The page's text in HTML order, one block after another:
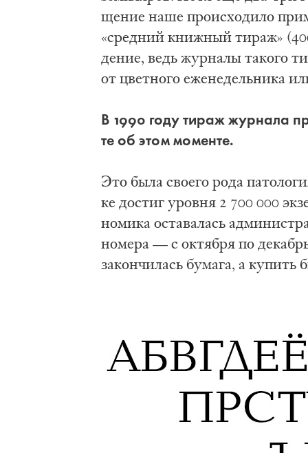
ще­ние на­ше про­ис­хо­ди­ло
«сред­ний книж­ный ти­раж»
де­ние, ведь жур­на­лы та­ко­го
от цвет­но­го еже­не­дель­ни­ка
В 1990 го­ду ти­раж жур­на­ла
те об этом мо­мен­те.
Это бы­ла сво­е­го ро­да
ке до­стиг уров­ня 2 700 000
но­ми­ка оста­ва­лась
но­ме­ра — с ок­тя­бря по
за­кон­чи­лась бу­ма­га, а ку­пить